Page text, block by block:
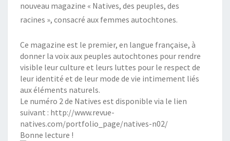
nouveau magazine « Natives, des peuples, des
racines », consacré aux femmes autochtones.
Ce magazine est le premier, en langue française, à
donner la voix aux peuples autochtones pour rendre
visible leur culture et leurs luttes pour le respect de
leur identité et de leur mode de vie intimement liés
aux éléments naturels.
Le numéro 2 de Natives est disponible via le lien
suivant : http://www.revue-
natives.com/portfolio_page/natives-n02/
Bonne lecture !